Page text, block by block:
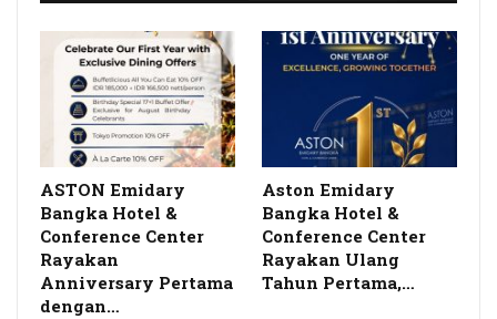
ASTON Emidary
Bangka Hotel &
Conference Center
Rayakan
Anniversary Pertama
dengan…
Aston Emidary
Bangka Hotel &
Conference Center
Rayakan Ulang
Tahun Pertama,…